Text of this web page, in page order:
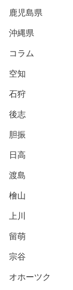
鹿児島県
沖縄県
コラム
空知
石狩
後志
胆振
日高
渡島
檜山
上川
留萌
宗谷
オホーツク